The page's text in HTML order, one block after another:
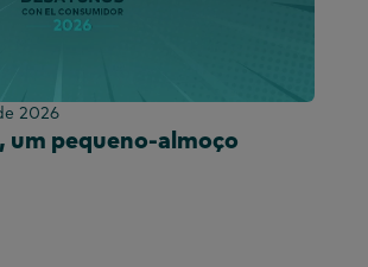
2026
um pequeno-almoço